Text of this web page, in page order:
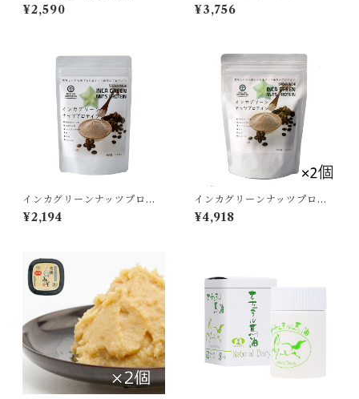
太子プラチナ 150g 1箱[冷凍・
クール便]
¥2,590
ミコ ディ モデナ IGP 250ml
ReModena 有機バルサミコ酢
¥3,756
インカグリーンナッツプロテ
イン 180g 植物性タンパク質
必須アミノ酸 オメガ3 鉄分 カ
投函・送料無料]
¥2,194
インカグリーンナッツプロテ
イン 300g×2個セット 植物性
タンパク質 必須アミノ酸 オメ
¥4,918